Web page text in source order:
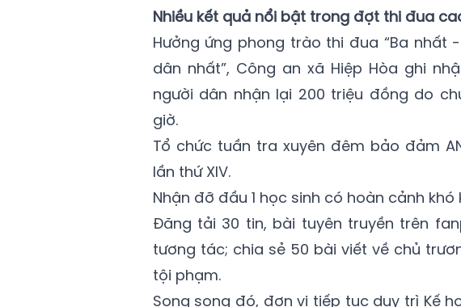
Nhiều kết quả nổi bật trong đợt thi đua
Hưởng ứng phong trào thi đua “Ba nhất
dân nhất”, Công an xã Hiệp Hòa ghi
người dân nhận lại 200 triệu đồng do
giờ.
Tổ chức tuần tra xuyên đêm bảo đảm
lần thứ XIV.
Nhận đỡ đầu 1 học sinh có hoàn cảnh
Đăng tải 30 tin, bài tuyên truyền trên
tương tác; chia sẻ 50 bài viết về chủ
tội phạm.
Song song đó, đơn vị tiếp tục duy trì Kế